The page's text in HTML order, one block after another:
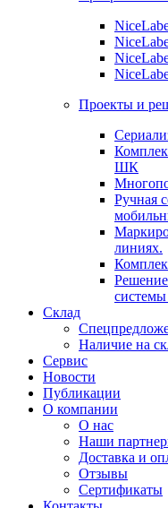
Проекты и
ШК
Ручная
линиях.
Решение
Склад
Наличие на
Сервис
Новости
Публикации
О компании
О нас
Наши
Доставка и
Отзывы
Сертификаты